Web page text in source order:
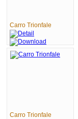
Carro Trionfale
Carro Trionfale